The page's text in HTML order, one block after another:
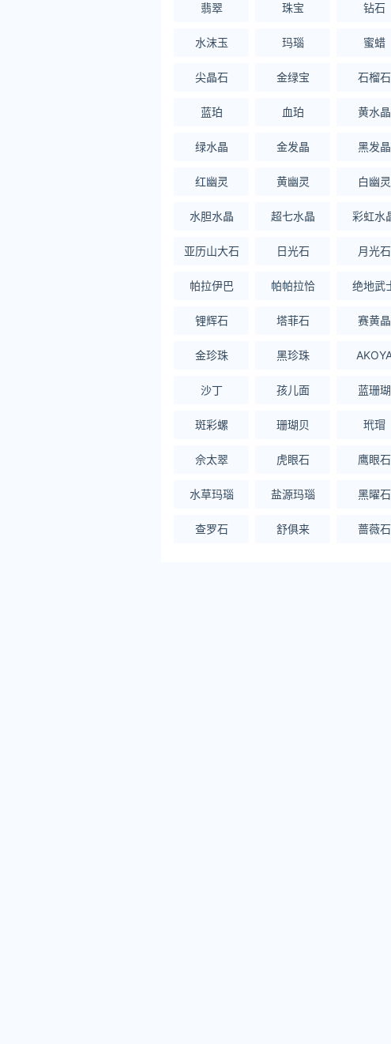
关注公众号：拾黑（shiheibook）了
友情链接：
美元转人民币最新汇率查询：
本文由黄金价格今日最新价
发表，转载
翡翠 珠宝 钻石
水沫玉 玛瑙 蜜蜡
尖晶石 金绿宝 石榴石
蓝珀 血珀 黄水晶
绿水晶 金发晶 黑发晶
红幽灵 黄幽灵 白幽灵
水胆水晶 超七水晶 彩虹水
亚历山大石 日光石 月光石
帕拉伊巴 帕帕拉恰 绝地武
锂辉石 塔菲石 赛黄晶
金珍珠 黑珍珠
沙丁 孩儿面 蓝珊瑚
斑彩螺 珊瑚贝 玳瑁
佘太翠 虎眼石 鹰眼石
水草玛瑙 盐源玛瑙 黑曜石
查罗石 舒俱来 蔷薇石